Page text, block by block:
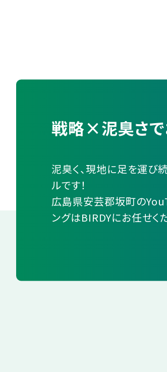
戦略×泥臭さで
泥臭く、現地に足を運び
ルです！
広島県安芸郡坂町の
ングはBIRDYにお任せく